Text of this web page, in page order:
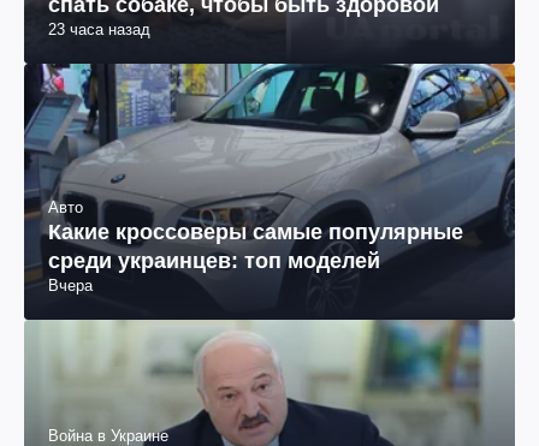
23 часа назад
Авто
Какие кроссоверы самые популярные
среди украинцев: топ моделей
Вчера
Война в Украине